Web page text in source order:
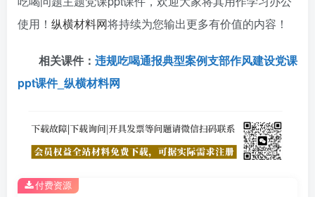
使用！ 纵横材料网将持续为您输出更多有价值的内容！
相关课件： 违规吃喝通报典型案例支部作风建设党课
ppt课件_纵横材料网
付费资源